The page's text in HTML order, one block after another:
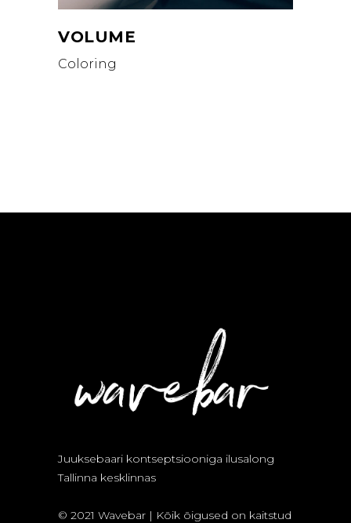
VOLUME
Coloring
Juuksebaari kontseptsiooniga ilusalong
Tallinna kesklinnas
© 2021 Wavebar | Kõik õigused on kaitstud